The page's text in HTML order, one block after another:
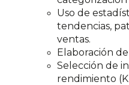
Uso de
tendencias,
ventas.
Elaboración
Selección de
rendimiento